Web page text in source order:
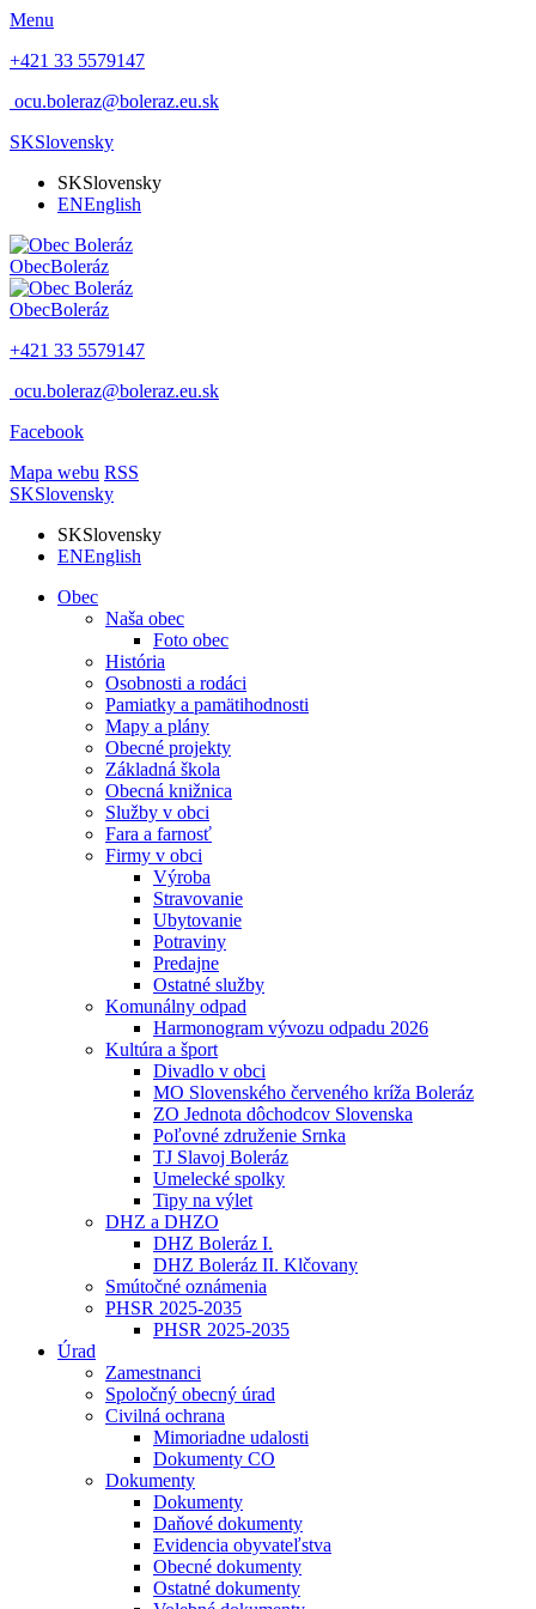
Menu
+421 33 5579147
ocu.boleraz@boleraz.eu.sk
SKSlovensky
SKSlovensky
ENEnglish
ObecBoleráz
ObecBoleráz
+421 33 5579147
ocu.boleraz@boleraz.eu.sk
Facebook
Mapa webu RSS
SKSlovensky
SKSlovensky
ENEnglish
Obec
Naša obec
Foto obec
História
Osobnosti a rodáci
Pamiatky a pamätihodnosti
Mapy a plány
Obecné projekty
Základná škola
Obecná knižnica
Služby v obci
Fara a farnosť
Firmy v obci
Výroba
Stravovanie
Ubytovanie
Potraviny
Predajne
Ostatné služby
Komunálny odpad
Harmonogram vývozu odpadu 2026
Kultúra a šport
Divadlo v obci
MO Slovenského červeného kríža Boleráz
ZO Jednota dôchodcov Slovenska
Poľovné združenie Srnka
TJ Slavoj Boleráz
Umelecké spolky
Tipy na výlet
DHZ a DHZO
DHZ Boleráz I.
DHZ Boleráz II. Klčovany
Smútočné oznámenia
PHSR 2025-2035
PHSR 2025-2035
Úrad
Zamestnanci
Spoločný obecný úrad
Civilná ochrana
Mimoriadne udalosti
Dokumenty CO
Dokumenty
Dokumenty
Daňové dokumenty
Evidencia obyvateľstva
Obecné dokumenty
Ostatné dokumenty